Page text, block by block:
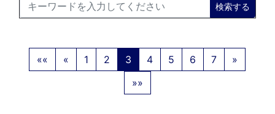
検索する
«« « 1 2 3 4 5 6 7
»
»»